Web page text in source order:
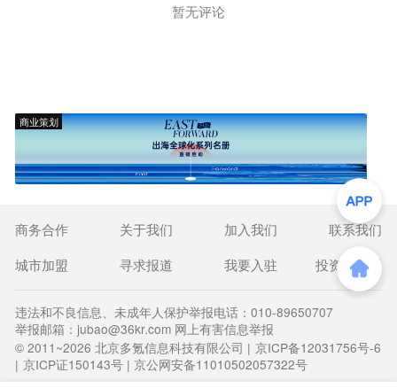
暂无评论
商业策划
商务合作 关于我们 加入我们
联系我们
城市加盟
寻求报道 我要入驻 投资者关系
违法和不良信息、未成年人保护举报电话：010-89650707
举报邮箱：jubao@36kr.com 网上有害信息举报
© 2011~2026 北京多氪信息科技有限公司 | 京ICP备12031756号-6
| 京ICP证150143号 | 京公网安备11010502057322号